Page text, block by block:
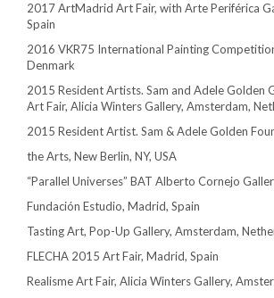
2017 ArtMadrid Art Fair, with Arte Periférica
Spain
2016 VKR75 International Painting
Denmark
2015 Resident Artists. Sam and Adele Golden
Art Fair, Alicia Winters Gallery, Amsterdam,
2015 Resident Artist. Sam & Adele Golden
the Arts, New Berlin, NY, USA
“Parallel Universes” BAT Alberto Cornejo
Fundación Estudio, Madrid, Spain
Tasting Art, Pop-Up Gallery, Amsterdam,
FLECHA 2015 Art Fair, Madrid, Spain
Realisme Art Fair, Alicia Winters Gallery,